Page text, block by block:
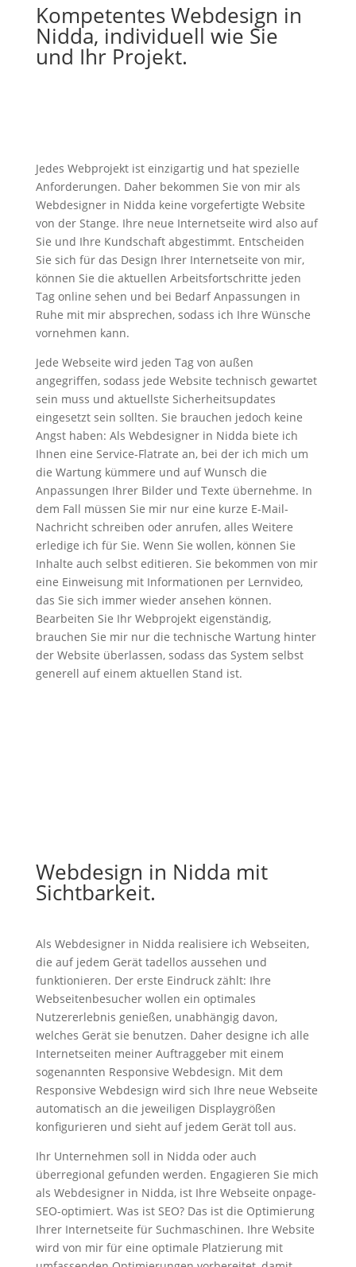
Kompetentes Webdesign in
Nidda, individuell wie Sie
und Ihr Projekt.
Jedes Webprojekt ist einzigartig und hat spezielle
Anforderungen. Daher bekommen Sie von mir als
Webdesigner in Nidda keine vorgefertigte Website
von der Stange. Ihre neue Internetseite wird also auf
Sie und Ihre Kundschaft abgestimmt. Entscheiden
Sie sich für das Design Ihrer Internetseite von mir,
können Sie die aktuellen Arbeitsfortschritte jeden
Tag online sehen und bei Bedarf Anpassungen in
Ruhe mit mir absprechen, sodass ich Ihre Wünsche
vornehmen kann.
Jede Webseite wird jeden Tag von außen
angegriffen, sodass jede Website technisch gewartet
sein muss und aktuellste Sicherheitsupdates
eingesetzt sein sollten. Sie brauchen jedoch keine
Angst haben: Als Webdesigner in Nidda biete ich
Ihnen eine Service-Flatrate an, bei der ich mich um
die Wartung kümmere und auf Wunsch die
Anpassungen Ihrer Bilder und Texte übernehme. In
dem Fall müssen Sie mir nur eine kurze E-Mail-
Nachricht schreiben oder anrufen, alles Weitere
erledige ich für Sie. Wenn Sie wollen, können Sie
Inhalte auch selbst editieren. Sie bekommen von mir
eine Einweisung mit Informationen per Lernvideo,
das Sie sich immer wieder ansehen können.
Bearbeiten Sie Ihr Webprojekt eigenständig,
brauchen Sie mir nur die technische Wartung hinter
der Website überlassen, sodass das System selbst
generell auf einem aktuellen Stand ist.
Webdesign in Nidda mit
Sichtbarkeit.
Als Webdesigner in Nidda realisiere ich Webseiten,
die auf jedem Gerät tadellos aussehen und
funktionieren. Der erste Eindruck zählt: Ihre
Webseitenbesucher wollen ein optimales
Nutzererlebnis genießen, unabhängig davon,
welches Gerät sie benutzen. Daher designe ich alle
Internetseiten meiner Auftraggeber mit einem
sogenannten Responsive Webdesign. Mit dem
Responsive Webdesign wird sich Ihre neue Webseite
automatisch an die jeweiligen Displaygrößen
konfigurieren und sieht auf jedem Gerät toll aus.
Ihr Unternehmen soll in Nidda oder auch
überregional gefunden werden. Engagieren Sie mich
als Webdesigner in Nidda, ist Ihre Webseite onpage-
SEO-optimiert. Was ist SEO? Das ist die Optimierung
Ihrer Internetseite für Suchmaschinen. Ihre Website
wird von mir für eine optimale Platzierung mit